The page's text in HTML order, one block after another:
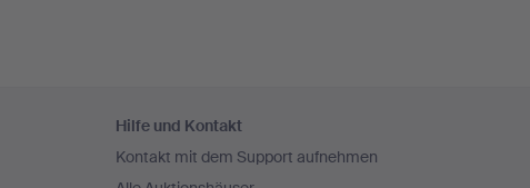
Navigation
Hilfe und Kontakt
Kontakt mit dem Support aufnehmen